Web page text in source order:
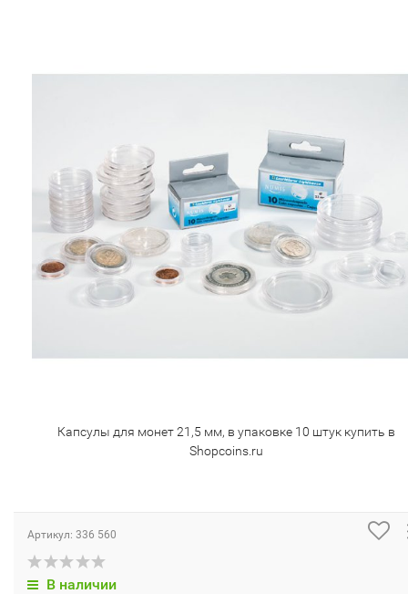
Капсулы для монет 21,5 мм, в упаковке 10 штук купить в
Shopcoins.ru
Артикул: 336 560
В наличии